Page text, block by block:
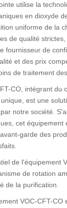
utilise la
en dioxyde
uniforme de la
de qualité
fournisseur de
et des prix
de traitement
CO, intégrant du
est une
notre société.
cet équipement
garde des
de l'équipement
de rotation
de la purification.
VOC-CFT-CO